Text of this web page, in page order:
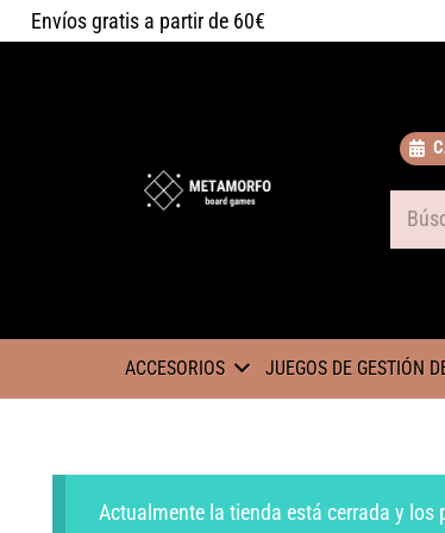
Envíos gratis a partir de 60€
ACCESORIOS JUEGOS DE GESTIÓN
Actualmente la tienda está cerrada y